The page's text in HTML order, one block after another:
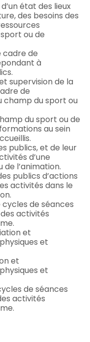
état des lieux
des besoins des
ou de
cadre de
à
supervision de la
de
champ du sport ou
du sport ou de
au sein
publics, et de leur
d’une
l’animation.
publics d’actions
activités dans le
de séances
activités
et
et
et
et
de séances
activités